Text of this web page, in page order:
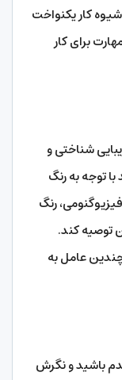
کار یکنواخت
برای کار
شناختی و
توجه به رنگ
رنگ
توصیه کند.
عامل به
باشید و نگرش